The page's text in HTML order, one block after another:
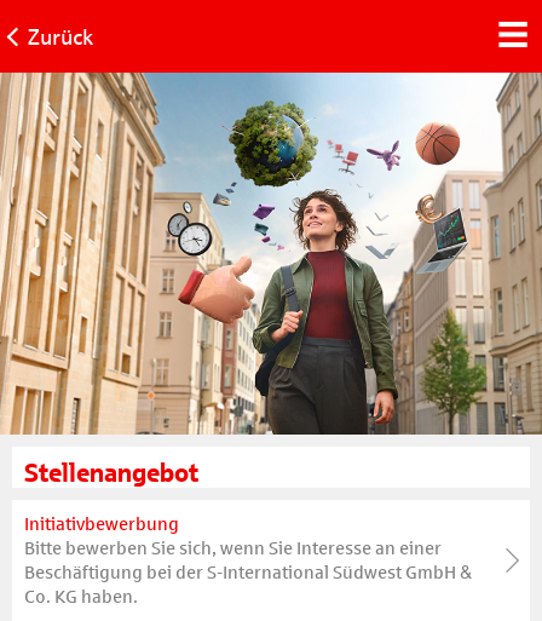
Zurück
Stellenangebot
Initiativbewerbung
Bitte bewerben Sie sich, wenn Sie Interesse an einer
Beschäftigung bei der S-International Südwest GmbH &
Co. KG haben.